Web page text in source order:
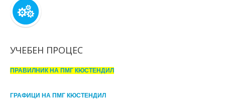
УЧЕБЕН ПРОЦЕС
ПРАВИЛНИК НА ПМГ КЮСТЕНДИЛ
ГРАФИЦИ НА ПМГ КЮСТЕНДИЛ